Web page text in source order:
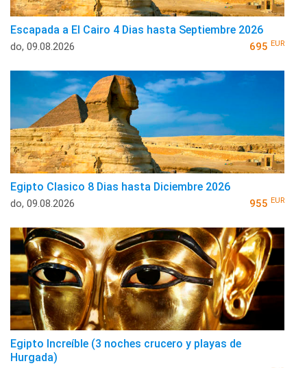
Escapada a El Cairo 4 Dias hasta Septiembre 2026
do, 09.08.2026 695 EUR
Egipto Clasico 8 Dias hasta Diciembre 2026
do, 09.08.2026 955 EUR
Egipto Increíble (3 noches crucero y playas de
Hurgada)